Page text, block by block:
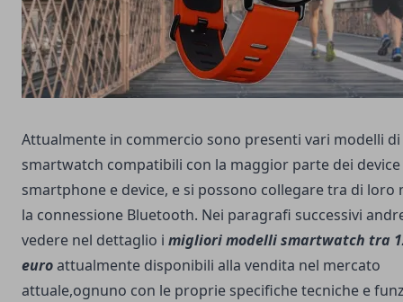
Attualmente in commercio sono presenti vari modelli di
smartwatch compatibili con la maggior parte dei
smartphone e device, e si possono collegare tra di loro
la connessione Bluetooth. Nei paragrafi successivi
vedere nel dettaglio i migliori modelli smartwatch tra
euroattualmente disponibili alla vendita nel mercato
attuale,ognuno con le proprie specifiche tecniche e